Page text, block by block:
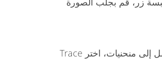
كوريل درو يأتي مع محرك قوي لتحويل صور البكسل إلى منحنيات، اختر Trace